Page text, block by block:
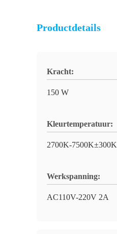
Productdetails
Kracht:
150 W
Kleurtemperatuur:
2700K-7500K±300K
Werkspanning:
AC110V-220V 2A